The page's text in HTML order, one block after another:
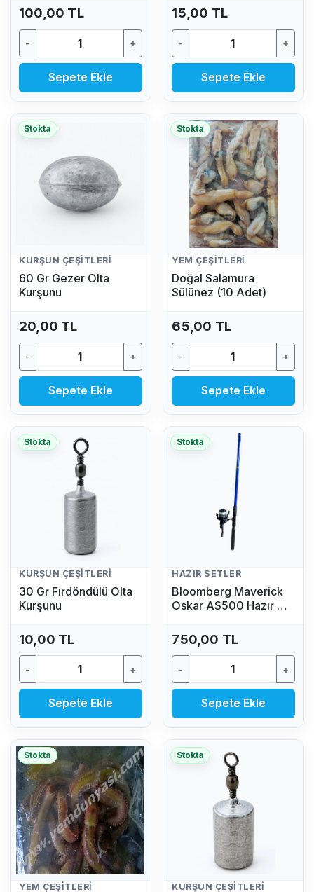
100,00 TL
- +
Sepete Ekle
15,00 TL
- +
Sepete Ekle
Stokta
KURŞUN ÇEŞITLERI
60 Gr Gezer Olta
Kurşunu
20,00 TL
- +
Sepete Ekle
Stokta
YEM ÇEŞITLERI
Doğal Salamura
Sülünez (10 Adet)
65,00 TL
- +
Sepete Ekle
Stokta
KURŞUN ÇEŞITLERI
30 Gr Fırdöndülü Olta
Kurşunu
10,00 TL
- +
Sepete Ekle
Stokta
HAZIR SETLER
Bloomberg Maverick
Oskar AS500 Hazır Av
GR)
750,00 TL
- +
Sepete Ekle
Stokta
YEM ÇEŞITLERI
Stokta
KURŞUN ÇEŞITLERI